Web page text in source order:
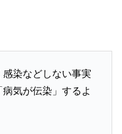
染などしない事実
気が伝染」するよ